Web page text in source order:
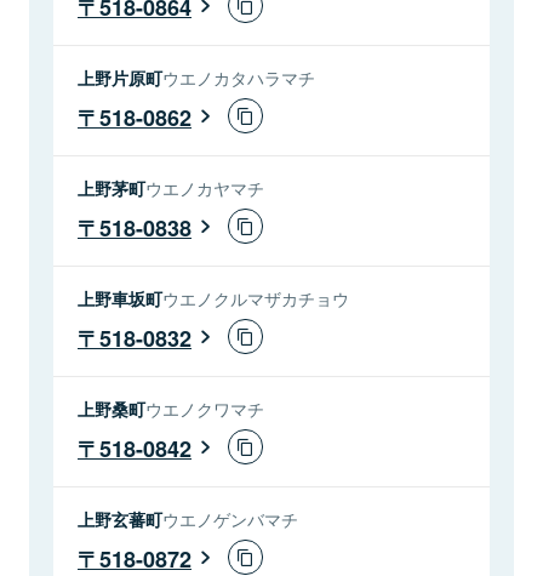
518-0864
上野片原町ウエノカタハラマチ
518-0862
上野茅町ウエノカヤマチ
518-0838
上野車坂町ウエノクルマザカチョウ
518-0832
上野桑町ウエノクワマチ
518-0842
上野玄蕃町ウエノゲンバマチ
518-0872